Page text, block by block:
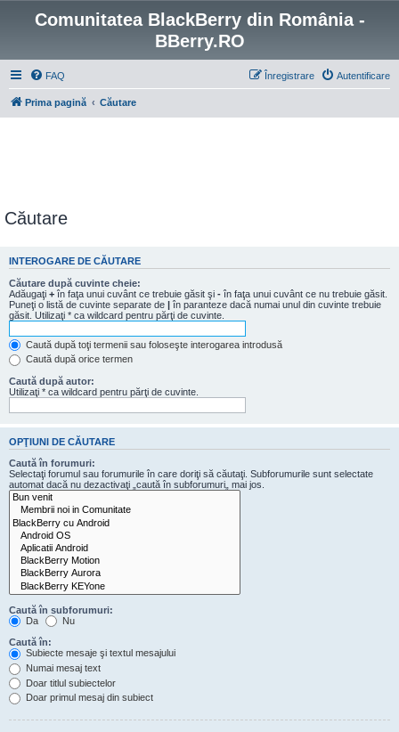
Comunitatea BlackBerry din România -
BBerry.RO
FAQ Autentificare
Înregistrare
Prima pagină Căutare
Căutare
INTEROGARE DE CĂUTARE
Căutare după cuvinte cheie:
Adăugaţi + în faţa unui cuvânt ce trebuie găsit şi - în faţa unui cuvânt ce nu trebuie găsit.
Puneţi o listă de cuvinte separate de | în paranteze dacă numai unul din cuvinte trebuie
găsit. Utilizaţi * ca wildcard pentru părţi de cuvinte.
Caută după toţi termenii sau foloseşte interogarea introdusă
Caută după orice termen
Caută după autor:
Utilizaţi * ca wildcard pentru părţi de cuvinte.
OPŢIUNI DE CĂUTARE
Caută în forumuri:
Selectaţi forumul sau forumurile în care doriţi să căutaţi. Subforumurile sunt selectate
automat dacă nu dezactivaţi „caută în subforumuri„ mai jos.
Caută în subforumuri:
Da
Nu
Caută în:
Subiecte mesaje şi textul mesajului
Numai mesaj text
Doar titlul subiectelor
Doar primul mesaj din subiect